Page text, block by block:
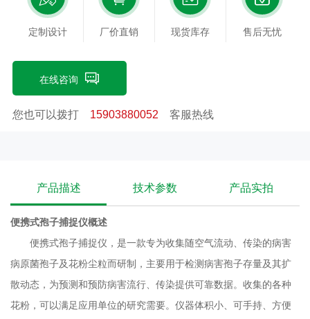
粉，可以满足应用单位的研究需要。仪器体
积小、可手持、方便移动，随时随地捕捉所
括机箱,机箱的顶部为顶盖,下端安装有底座,机箱内部安装有漏斗,载
玻台和转动电机,转动电机与载玻台的中心连接,机箱的侧壁上设有
对称的两个开关门,开关门设置在载玻台所处圆周平面的上方,机箱
监测。便携式孢子捕捉仪产品特点便携式孢子捕捉器体积
区域的孢子。便携式孢子捕捉仪在运输和使用时要注意这
些事项1、 运输不可在产品包装箱上攀爬、站立或放置
重物；2、严禁碰撞、倒置；3、
开箱检查打开包装后请确认是否是您所购买的产品；
4、检查孢子捕捉仪在运输途中是否有损坏；5、
定制设计 厂价直销 现货库存 售后无忧
在线咨询
您也可以拨打 15903880052 客服热线
产品描述 技术参数 产品实拍
便携式孢子捕捉仪概述
便携式孢子捕捉仪，是一款专为收集随空气流动、传染的病害
病原菌孢子及花粉尘粒而研制，主要用于检测病害孢子存量及其扩
散动态，为预测和预防病害流行、传染提供可靠数据。收集的各种
花粉，可以满足应用单位的研究需要。仪器体积小、可手持、方便